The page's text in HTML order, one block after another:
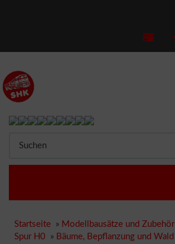
Startseite » Modellbausätze und Zubehör
Spur H0 » Bäume, Bepflanzung und Wald